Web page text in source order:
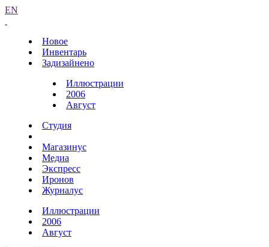
EN
Новое
Инвентарь
Задизайнено
Иллюстрации
2006
Август
Студия
Магазинус
Медиа
Экспресс
Иронов
Журналус
Иллюстрации
2006
Август